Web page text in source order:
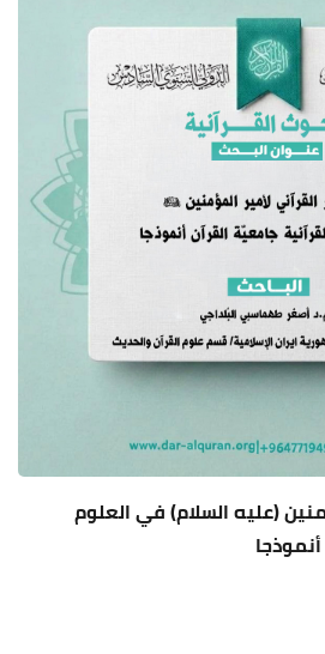
(عليه السلام) في العلوم